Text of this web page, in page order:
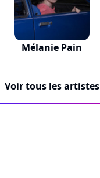
Mélanie Pain
Voir tous les artistes